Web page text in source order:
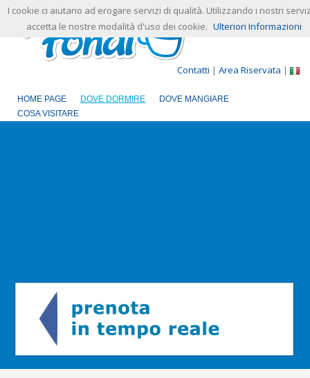
Contatti | Area Riservata |
HOME PAGE DOVE DORMIRE
DOVE MANGIARE
COSA VISITARE
I cookie ci aiutano ad erogare servizi di qualità. Utilizzando i nostri
accetta le nostre modalità d'uso dei cookie. Ulteriori Informazioni